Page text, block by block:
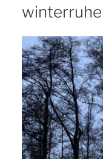
winterruhe